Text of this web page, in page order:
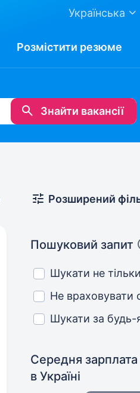
Українська
Розмістити резюме
Знайти вакансії
Розширений
Пошуковий запит
Шукати не
Не враховувати
Шукати за будь-
Середня
в Україні